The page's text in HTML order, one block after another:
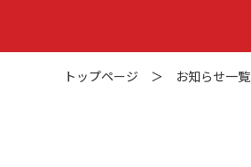
トップページ ＞ お知らせ一覧